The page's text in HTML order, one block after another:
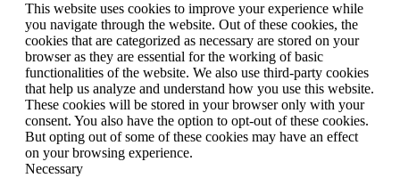
This website uses cookies to improve your experience while
you navigate through the website. Out of these cookies, the
cookies that are categorized as necessary are stored on your
browser as they are essential for the working of basic
functionalities of the website. We also use third-party cookies
that help us analyze and understand how you use this website.
These cookies will be stored in your browser only with your
consent. You also have the option to opt-out of these cookies.
But opting out of some of these cookies may have an effect
on your browsing experience.
Necessary